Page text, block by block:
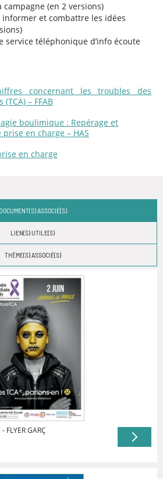
campagne (en 2 versions)
et combattre les idées
service téléphonique d’info écoute
concernant les troubles des
– FFAB
boulimique : Repérage et
en charge – HAS
en charge
DOCUMENT(S) ASSOCIÉ(S)
LIEN(S) UTILE(S)
THÈME(S) ASSOCIÉ(S)
FLYER GARÇ